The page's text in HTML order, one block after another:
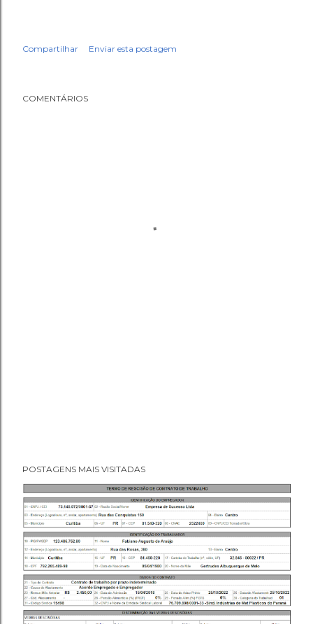
Compartilhar Enviar esta postagem
COMENTÁRIOS
POSTAGENS MAIS VISITADAS